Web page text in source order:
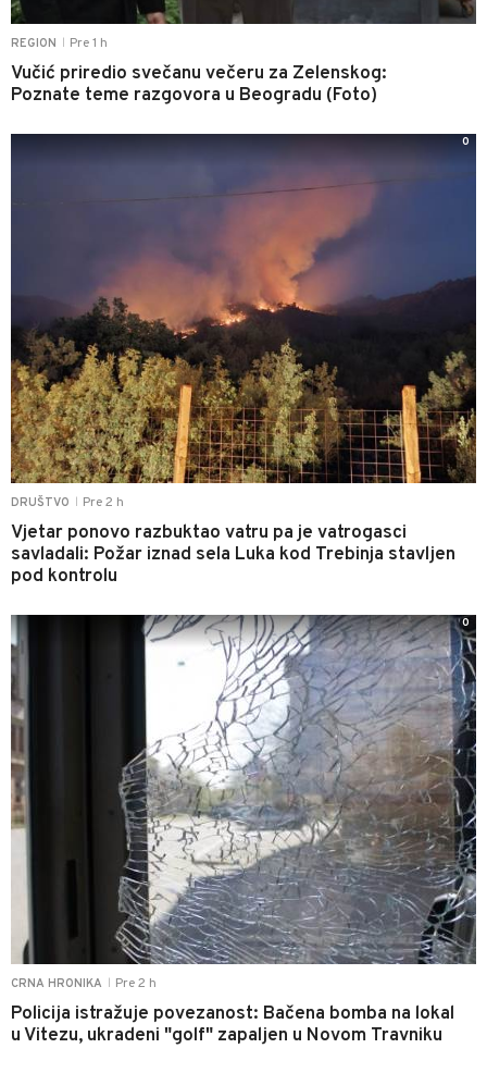
REGION Pre 1 h
Vučić priredio svečanu večeru za Zelenskog:
Poznate teme razgovora u Beogradu (Foto)
DRUŠTVO Pre 2 h
Vjetar ponovo razbuktao vatru pa je vatrogasci
savladali: Požar iznad sela Luka kod Trebinja stavljen
pod kontrolu
0
CRNA HRONIKA Pre 2 h
Policija istražuje povezanost: Bačena bomba na lokal
u Vitezu, ukradeni "golf" zapaljen u Novom Travniku
0